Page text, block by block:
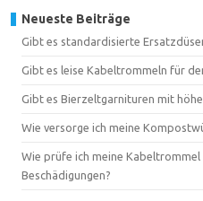
Neueste Beiträge
Gibt es standardisierte
Gibt es leise Kabeltrommeln für
Gibt es Bierzeltgarnituren mit
Wie versorge ich meine
Wie prüfe ich meine
Beschädigungen?